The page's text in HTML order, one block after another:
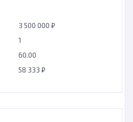
3 500 000 ₽
1
60.00
58 333 ₽